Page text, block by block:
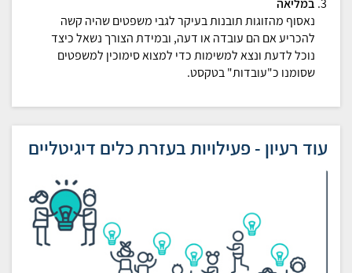
במליאה
נאסוף מהזוגות תובנות בעיקר לגבי משפטים שהיה קשה
להכריע אם הם עובדה או דעה, ובמידת הצורך נשאל כיצד
נוכל לדעת ונצא למשימות כדי למצוא סימוכין למשפטים
שסומנו כ"עובדות" בטקסט.
עוד רעיון - פעילויות בעזרת כלים דיגיטליים